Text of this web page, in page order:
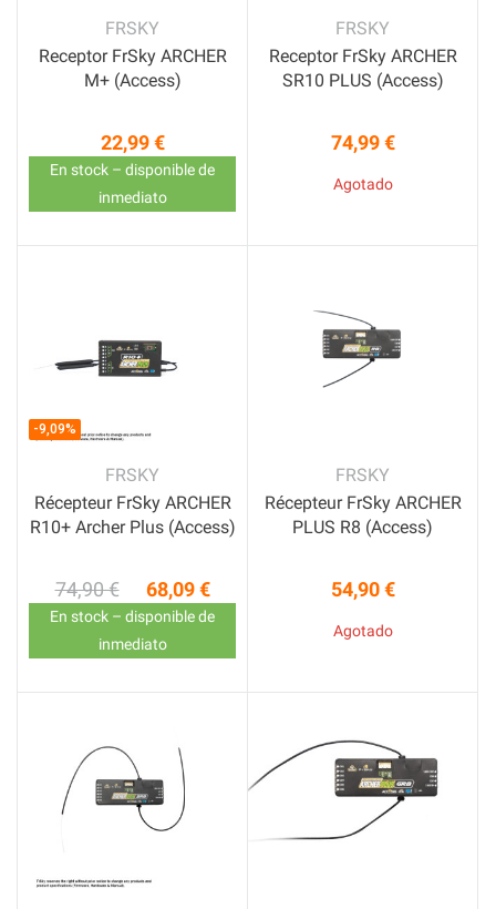
FRSKY
Receptor FrSky ARCHER
M+ (Access)
Precio
22,99 €
En stock – disponible de
inmediato
FRSKY
Receptor FrSky ARCHER
SR10 PLUS (Access)
Precio
74,99 €
Agotado
-9,09%
FRSKY
Récepteur FrSky ARCHER
R10+ Archer Plus (Access)
Precio base
74,90 € Precio
68,09 €
En stock – disponible de
inmediato
FRSKY
Récepteur FrSky ARCHER
PLUS R8 (Access)
Precio
54,90 €
Agotado